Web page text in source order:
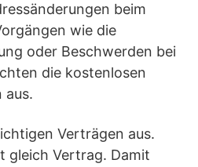
beim
wie die
oder Beschwerden bei
die kostenlosen
aus.
Verträgen aus.
gleich Vertrag. Damit